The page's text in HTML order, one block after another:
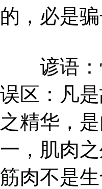
的，必是骗
谚语：骨
误区：凡
之精华，
一，肌肉
筋肉不是